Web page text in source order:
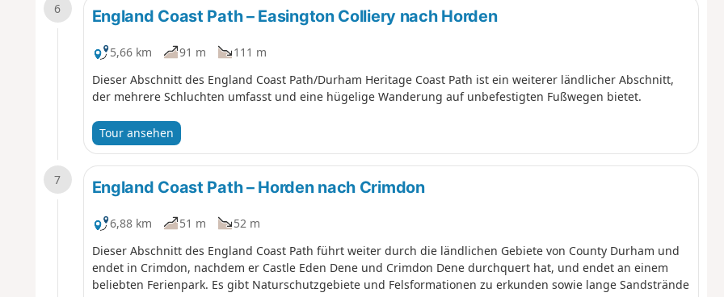
6 England Coast Path – Easington Colliery nach Horden
5,66 km 91 m
111 m
Dieser Abschnitt des England Coast Path/Durham Heritage Coast Path ist ein weiterer ländlicher Abschnitt,
der mehrere Schluchten umfasst und eine hügelige Wanderung auf unbefestigten Fußwegen bietet.
Tour ansehen
7 England Coast Path – Horden nach Crimdon
6,88 km 51 m
52 m
Dieser Abschnitt des England Coast Path führt weiter durch die ländlichen Gebiete von County Durham und
endet in Crimdon, nachdem er Castle Eden Dene und Crimdon Dene durchquert hat, und endet an einem
beliebten Ferienpark. Es gibt Naturschutzgebiete und Felsformationen zu erkunden sowie lange Sandstrände